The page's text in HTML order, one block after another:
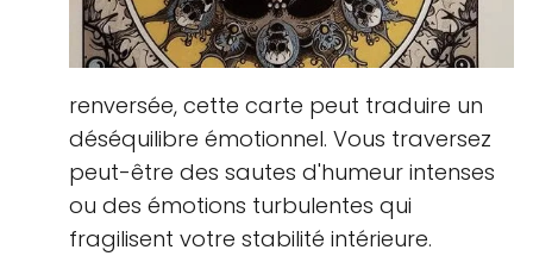
renversée, cette carte peut traduire un
déséquilibre émotionnel. Vous traversez
peut-être des sautes d'humeur intenses
ou des émotions turbulentes qui
fragilisent votre stabilité intérieure.